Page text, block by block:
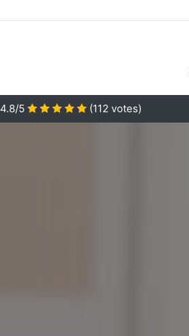
4.8/5 (112 votes)